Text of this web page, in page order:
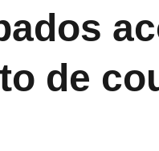
de